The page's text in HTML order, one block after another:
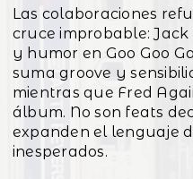
Las colaboraciones
cruce improbable:
y humor en Goo Goo
suma groove y
mientras que Fred
álbum. No son feats
expanden el lenguaje
inesperados.